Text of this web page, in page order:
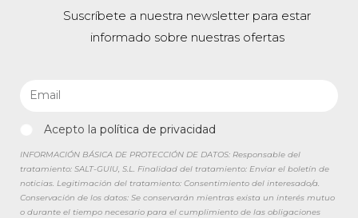
Suscríbete a nuestra newsletter para estar
informado sobre nuestras ofertas
Acepto la política de privacidad
INFORMACIÓN BÁSICA DE PROTECCIÓN DE DATOS: Responsable del
tratamiento: SALT-GUIU, S.L. Finalidad del tratamiento: Enviar el boletín de
noticias. Legitimación del tratamiento: Consentimiento del interesado/a.
Conservación de los datos: Se conservarán mientras exista un interés mutuo
o durante el tiempo necesario para el cumplimiento de las obligaciones